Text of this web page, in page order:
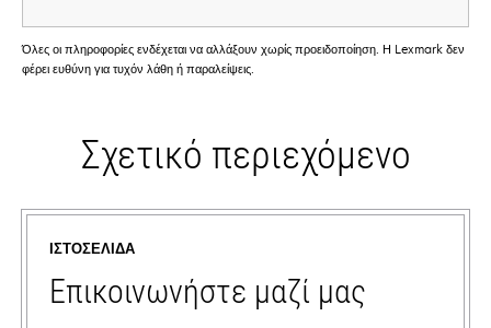
Όλες οι πληροφορίες ενδέχεται να αλλάξουν χωρίς προειδοποίηση. Η Lexmark δεν
φέρει ευθύνη για τυχόν λάθη ή παραλείψεις.
Σχετικό περιεχόμενο
ΙΣΤΟΣΕΛΊΔΑ
Επικοινωνήστε μαζί μας